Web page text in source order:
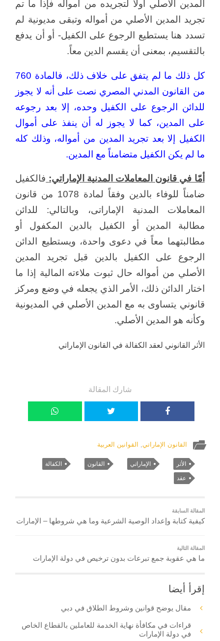
المدين الأصلي أولاً لتجريده من أمواله فإذا ما تم
تجريد المدين الأصلي من أمواله وتبقى مديونية لم
تسدد هنا يستطيع الرجوع على الكفيل- أو أن يدفع
بالتقسيم، بمعنى أن يقسم الدين معاً.
كل ذلك ما لم يتفق على خلاف ذلك، فالمادة 760
من القانون المدني المصري نصت على أنه لا يجوز
للدائن الرجوع على الكفيل وحده، إلا بعد رجوعه
على المدين، كما لا يجوز له أن ينفذ على أموال
الكفيل إلا بعد تجريد المدين من أمواله، وذلك كله
ما لم يكن الكفيل متضامناً مع المدين.
أمّا في قانون المعاملات المدنية الإماراتي: فالكفيل
ضامناً للوفاء بالدين وفقاً لمادة 1078 من قانون
المعاملات المدنية الإماراتى، وبالتالي: للدائن
مطالبة المدين أو الكفيل بالدين المكفول أو
مطالبتهما معاً في دعوى واحدة، ويستطيع الدائن
الرجوع على الكفيل بالدين قبل تجريد المدين
الأصلي من أمواله حال ثبوت ملاءته المالية إذا ما
اختار الدائن ذلك، الأمر الذي يجعله في وضع ومركز
قانوني يتساوى به مع المدين الأصلي في المديونية
وكأنه هو المدين الأصلي.
الأثر القانوني لعقد الكفالة في القانون الإماراتي
شارك المقالة
القانون الإماراتي, القوانين العربية
الأثر الإماراتي القانون الكفالة
عقد
المقالة السابقة
كيفية كتابة وإعداد الوصية الشرعية وما هي شروطها – الإمارات
المقالة التالية
ما هي عقوبة جمع تبرعات بدون ترخيص في دولة الإمارات
إقرأ أيضا
مقال يوضح قوانين وشروط الطلاق في دبي
قراءات في مكافأة نهاية الخدمة للعاملين بالقطاع الخاص
في دولة الإمارات